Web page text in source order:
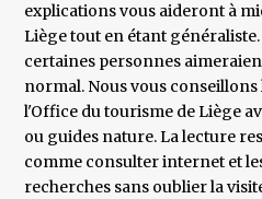
explications vous aideront à
Liège tout en étant
certaines personnes
normal. Nous vous
l'Office du tourisme de Liège
ou guides nature. La lecture
comme consulter internet et
recherches sans oublier la